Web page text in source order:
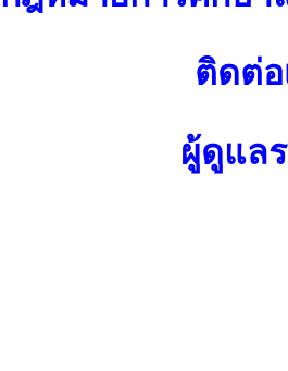
ติดต่อ
ผู้ดูแล